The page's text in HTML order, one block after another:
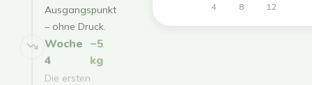
Ausgangspunkt
– ohne Druck.
Woche
4
−5
kg
Die ersten
4
8
12